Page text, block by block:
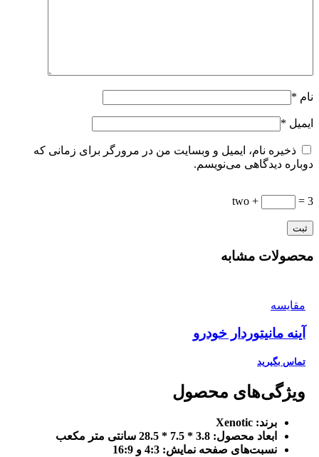
نام *
ایمیل *
ذخیره نام، ایمیل و وبسایت من در مرورگر برای زمانی که
دوباره دیدگاهی می‌نویسم.
two + = 3
محصولات مشابه
مقایسه
آینه مانیتوردار خودرو
تماس بگیرید
ویژگی‌های محصول
برند: Xenotic
ابعاد محصول: 3.8 * 7.5 * 28.5 سانتی متر مکعب
نسبت‌های صفحه نمایش: 4:3 و 16:9